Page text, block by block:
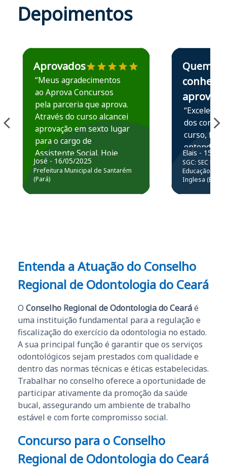
Depoimentos
Estudante José recomenda o Aprova Concursos em
Aprovados
“Meus agradecimentos
ao Aprova Concursos
pela parceria que aprova.
Através do curso alcancei
aprovação em sexto lugar
para o cargo de
Assistente Social. Hoje
estou atuando na
Prefeitura de Santarém.
José - 16/05/2025
Prefeitura Municipal de Santarém
(Pará)
Estudante Elais
Quem
conhece,
aprova
“Excelente
dos
curso,
entender e
prática
resolução
questões.”
Elais - 15/07/
SGC: SEC BA
Educação
Inglesa (Edital
Entenda a Atuação do Conselho
Regional de Odontologia do Ceará
O Conselho Regional de Odontologia do Cearáé
uma instituição fundamental para a regulação e
fiscalização do exercício da odontologia no estado.
A sua principal função é garantir que os serviços
odontológicos sejam prestados com qualidade e
dentro das normas técnicas e éticas estabelecidas.
Trabalhar no conselho oferece a oportunidade de
participar ativamente da promoção da saúde
bucal, assegurando um ambiente de trabalho
estável e com forte compromisso social.
Concurso para o Conselho
Regional de Odontologia do Ceará